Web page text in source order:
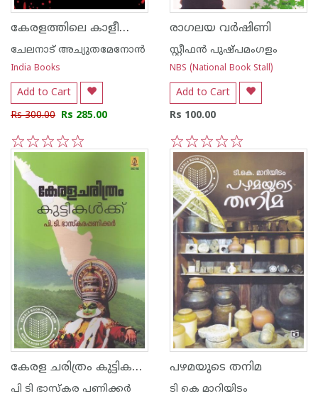
കേരളത്തിലെ കാളീസേവ
ചേലനാട് അച്യുതമേനോന്‍
India Books
Add to Cart
Rs 300.00 Rs 285.00
5
4
3
2
1
രാഗലയ വര്‍ഷിണി
സ്റ്റീഫന്‍ പുഷ്പമംഗളം
NBS (National Book Stall)
Add to Cart
Rs 100.00
5
4
3
2
1
കേരള ചരിത്രം കുട്ടികള്‍ക്ക്
പി ടി ഭാസ്കര പണിക്കര്‍
പഴമയുടെ തനിമ
ടി കെ മാറിയിടം